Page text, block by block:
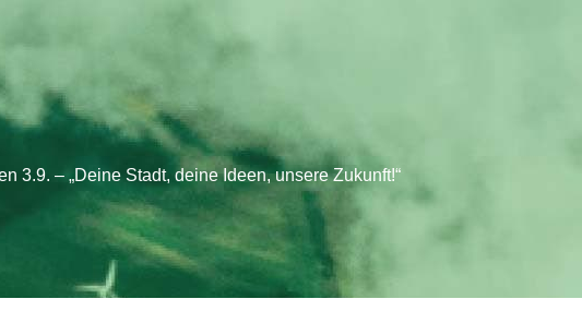
3.9. – „Deine Stadt, deine Ideen, unsere Zukunft!“